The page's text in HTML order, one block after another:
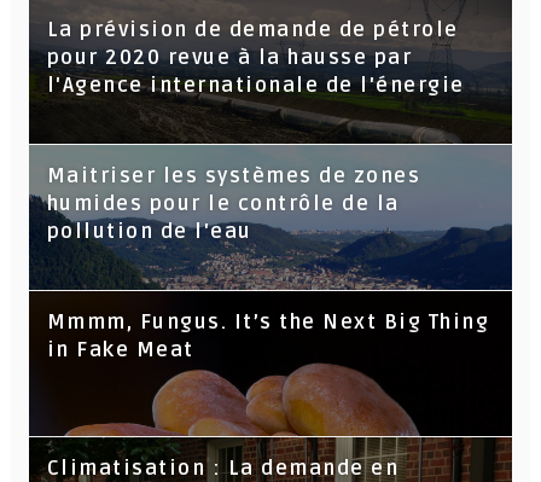
La prévision de demande de pétrole
pour 2020 revue à la hausse par
l'Agence internationale de l'énergie
Maitriser les systèmes de zones
humides pour le contrôle de la
pollution de l'eau
Mmmm, Fungus. It’s the Next Big Thing
in Fake Meat
Climatisation : La demande en